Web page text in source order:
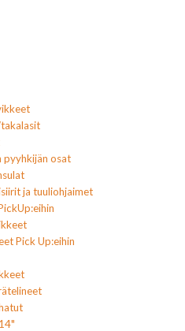
pyyhkijän osat
ja tuuliohjaimet
Pick Up:eihin